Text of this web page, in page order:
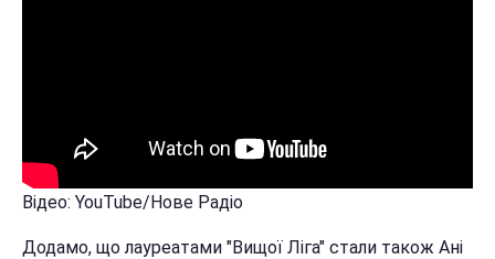
Відео: YouTube/Нове Радіо
Додамо, що лауреатами "Вищої Ліга" стали також Ані